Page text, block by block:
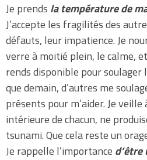
Je prends la température de
J’accepte les fragilités des
défauts, leur impatience. Je
verre à moitié plein, le calme,
rends disponible pour soulager
que demain, d’autres me
présents pour m’aider. Je veille
intérieure de chacun, ne
tsunami. Que cela reste un
Je rappelle l’importance